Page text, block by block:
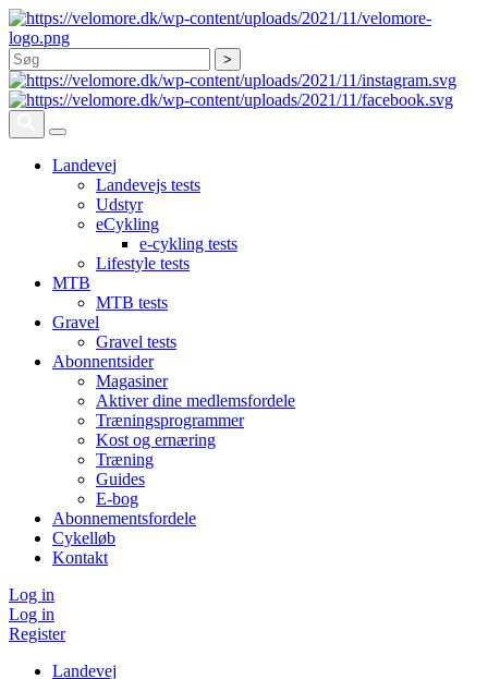
Søg
Landevej
Landevejs tests
Udstyr
eCykling
e-cykling tests
Lifestyle tests
MTB
MTB tests
Gravel
Gravel tests
Abonnentsider
Magasiner
Aktiver dine medlemsfordele
Træningsprogrammer
Kost og ernæring
Træning
Guides
E-bog
Abonnementsfordele
Cykelløb
Kontakt
Log in
Log in
Register
Landevej